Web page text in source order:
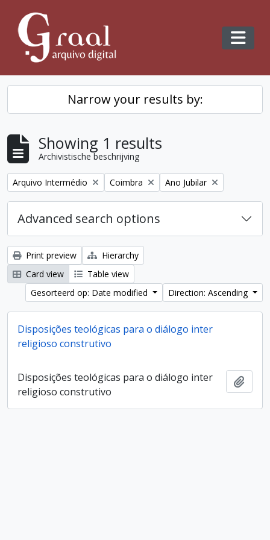
Narrow your results by:
Showing 1 results
Archivistische beschrijving
Remove filter:
Arquivo Intermédio Remove filter:
Coimbra Remove filter:
Ano Jubilar
Advanced search options
Print preview
Hierarchy
Card view
Table view
Gesorteerd op: Date modified
Direction: Ascending
Disposições teológicas para o diálogo inter
religioso construtivo
Disposições teológicas para o diálogo inter
religioso construtivo